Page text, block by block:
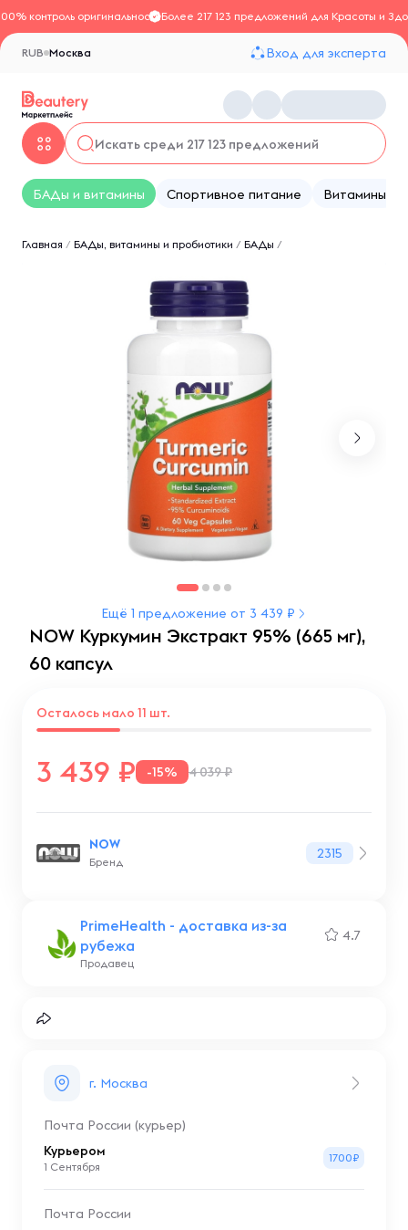
контроль оригинальностиБолее 217 123 предложений для Красоты и
Москва
RUB Вход для эксперта
БАДы и витамины Спортивное питание Витамины
Главная / БАДы, витамины и пробиотики / БАДы /
Ещё 1 предложение от 3 439 ₽
NOW Куркумин Экстракт 95% (665 мг),
60 капсул
PrimeHealth - доставка из-за
рубежа
4.7
Продавец
3 439 -15% 4 039 ₽
Осталось мало 11 шт.
NOW
Бренд
2315
г. Москва
Почта России (курьер)
Курьером
1 Сентября
1700₽
Почта России